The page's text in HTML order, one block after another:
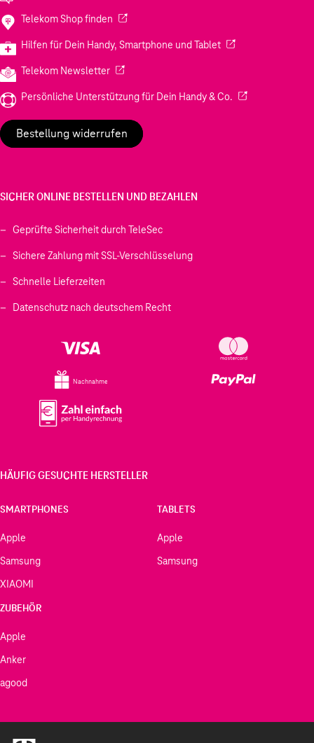
Telekom Shop finden (Wird in einem neuen Tab geöffnet)
Hilfen für Dein Handy, Smartphone und Tablet(Wird in einem
Telekom Newsletter(Wird in einem neuen Tab geöffnet)
Persönliche Unterstützung für Dein Handy & Co. (Wird in einem
Bestellung widerrufen
SICHER ONLINE BESTELLEN UND BEZAHLEN
Geprüfte Sicherheit durch TeleSec
Sichere Zahlung mit SSL-Verschlüsselung
Schnelle Lieferzeiten
Datenschutz nach deutschem Recht
Nachnahme
HÄUFIG GESUCHTE HERSTELLER
SMARTPHONES
Apple
Samsung
XIAOMI
TABLETS
Apple
Samsung
ZUBEHÖR
Apple
Anker
agood